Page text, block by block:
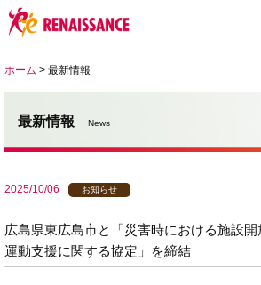
ホーム > 最新情報
最新情報 News
2025/10/06 お知らせ
広島県東広島市と「災害時における施設
運動支援に関する協定」を締結